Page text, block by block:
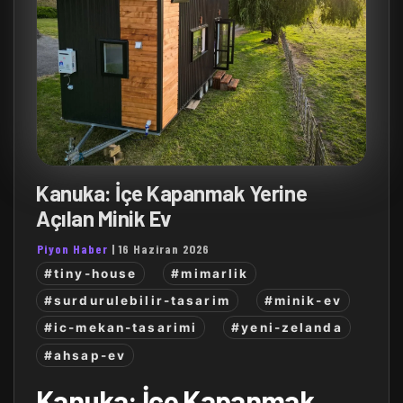
Kanuka: İçe Kapanmak Yerine
Açılan Minik Ev
Piyon Haber |16 Haziran 2026
#tiny-house
#mimarlik
#surdurulebilir-tasarim
#minik-ev
#ic-mekan-tasarimi
#yeni-zelanda
#ahsap-ev